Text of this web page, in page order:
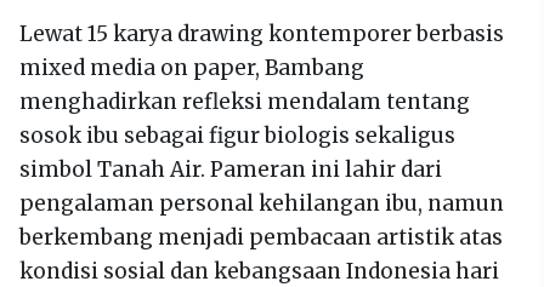
Lewat 15 karya drawing kontemporer berbasis
mixed media on paper, Bambang
menghadirkan refleksi mendalam tentang
sosok ibu sebagai figur biologis sekaligus
simbol Tanah Air. Pameran ini lahir dari
pengalaman personal kehilangan ibu, namun
berkembang menjadi pembacaan artistik atas
kondisi sosial dan kebangsaan Indonesia hari